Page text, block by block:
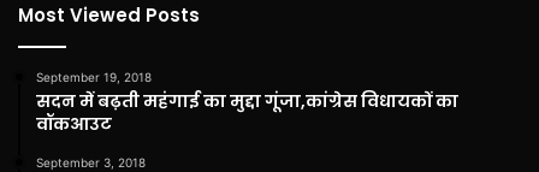
Most Viewed Posts
September 19, 2018
सदन में बढ़ती महंगाई का मुद्दा गूंजा,कांग्रेस विधायकों का
वॉकआउट
September 3, 2018